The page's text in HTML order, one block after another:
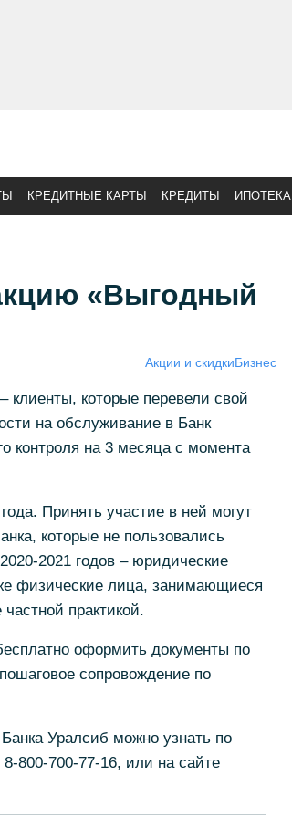
КРЕДИТНЫЕ КАРТЫ КРЕДИТЫ ИПОТЕКА
«Выгодный
Акции и скидкиБизнес
которые перевели свой
на обслуживание в Банк
контроля на 3 месяца с момента
Принять участие в ней могут
которые не пользовались
2021 годов – юридические
физические лица, занимающиеся
практикой.
оформить документы по
сопровождение по
Уралсиб можно узнать по
800-700-77-16, или на сайте